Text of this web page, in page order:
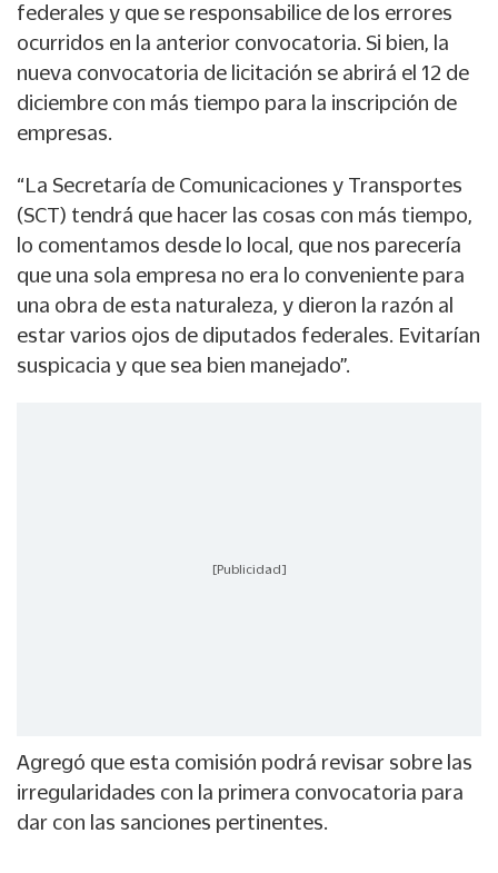
federales y que se responsabilice de los errores
ocurridos en la anterior convocatoria. Si bien, la
nueva convocatoria de licitación se abrirá el 12 de
diciembre con más tiempo para la inscripción de
empresas.
“La Secretaría de Comunicaciones y Transportes
(SCT) tendrá que hacer las cosas con más tiempo,
lo comentamos desde lo local, que nos parecería
que una sola empresa no era lo conveniente para
una obra de esta naturaleza, y dieron la razón al
estar varios ojos de diputados federales. Evitarían
suspicacia y que sea bien manejado”.
[Publicidad]
Agregó que esta comisión podrá revisar sobre las
irregularidades con la primera convocatoria para
dar con las sanciones pertinentes.